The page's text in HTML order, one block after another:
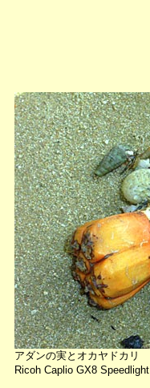
アダンの実とオカヤドカリ
Ricoh Caplio GX8 Speedlight